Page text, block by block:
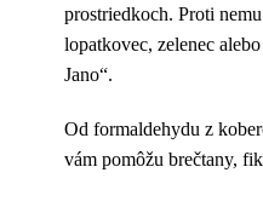
prostriedkoch. Proti
lopatkovec, zelenec
Jano“.
Od formaldehydu z
vám pomôžu brečtany,